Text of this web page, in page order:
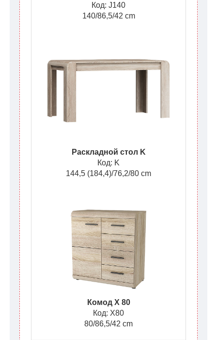
Код: J140
140/86,5/42 cm
Раскладной стол K
Код: K
144,5 (184,4)/76,2/80 cm
Комод X 80
Код: X80
80/86,5/42 cm